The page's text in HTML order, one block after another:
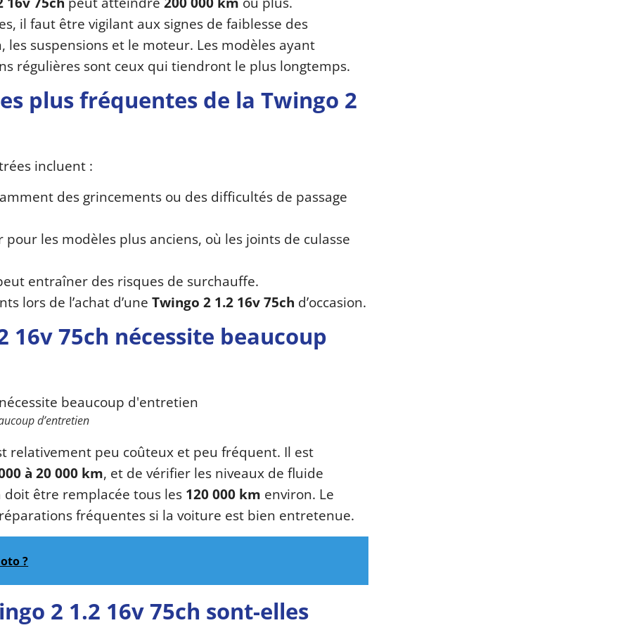
il faut être vigilant aux signes de faiblesse des
suspensions et le moteur. Les modèles ayant
régulières sont ceux qui tiendront le plus longtemps.
plus fréquentes de la Twingo 2
incluent :
des grincements ou des difficultés de passage
les modèles plus anciens, où les joints de culasse
entraîner des risques de surchauffe.
lors de l’achat d’une Twingo 2 1.2 16v 75ch d’occasion.
16v 75ch nécessite beaucoup
d’entretien
relativement peu coûteux et peu fréquent. Il est
à 20 000 km, et de vérifier les niveaux de fluide
être remplacée tous les 120 000 km environ. Le
fréquentes si la voiture est bien entretenue.
?
2 1.2 16v 75ch sont-elles